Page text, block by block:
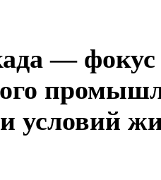
— фокус
условий